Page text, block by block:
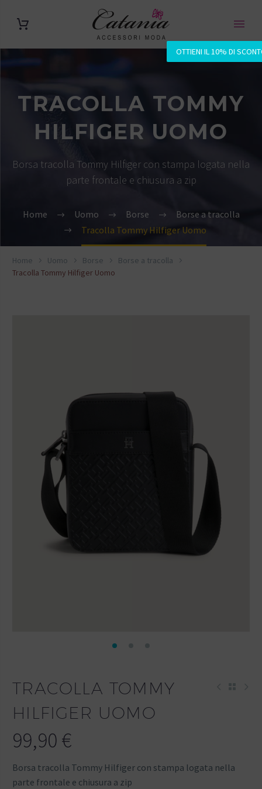
OTTIENI IL 10% DI
TRACOLLA TOMMY
HILFIGER UOMO
Borsa tracolla Tommy Hilfiger con stampa logata nella
parte frontale e chiusura a zip
Home Uomo Borse
Borse a tracolla
Tracolla Tommy Hilfiger Uomo
Home Uomo Borse
Borse a tracolla
Tracolla Tommy Hilfiger Uomo
TRACOLLA TOMMY
HILFIGER UOMO
99,90 €
Borsa tracolla Tommy Hilfiger con stampa logata nella
parte frontale e chiusura a zip